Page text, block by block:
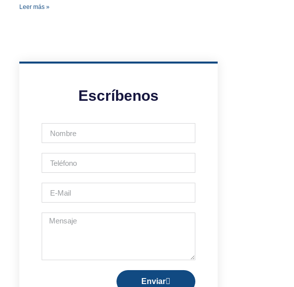
Leer más »
Escríbenos
Enviar